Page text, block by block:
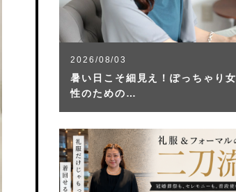
2026/08/03
暑い日こそ細見え！ぽっちゃり女
性のための…